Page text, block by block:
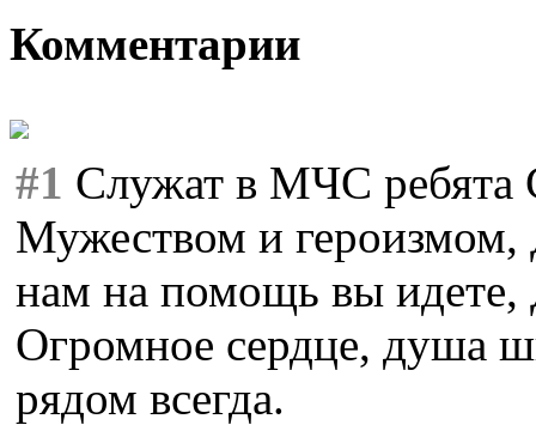
Комментарии
#1 Служат в МЧС ребята
Мужеством и
нам на помощь вы идете,
Огромное сердце, душа
рядом всегда.